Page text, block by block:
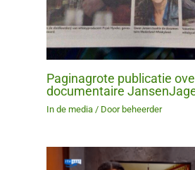
Paginagrote publicatie
documentaire
In de media/ Doorbeheerder